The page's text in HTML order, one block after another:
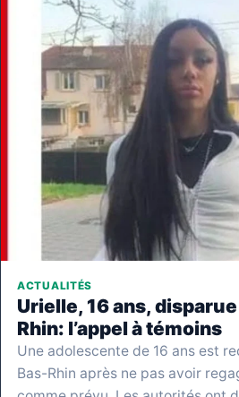
ACTUALITÉS
Urielle, 16 ans,
Rhin: l’appel à témoins
Une adolescente de 16 ans est
Bas-Rhin après ne pas avoir